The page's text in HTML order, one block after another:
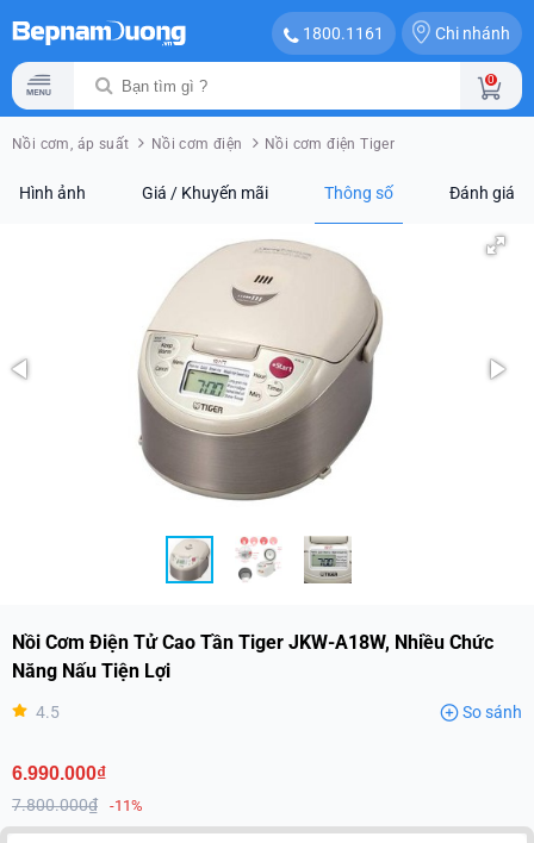
1800.1161 Chi nhánh
0
Nồi cơm, áp suất Nồi cơm điện Nồi cơm điện Tiger
Hình ảnh Giá / Khuyến mãi Thông số Đánh giá
Nồi Cơm Điện Tử Cao Tần Tiger JKW-A18W, Nhiều Chức
Năng Nấu Tiện Lợi
4.5 So sánh
6.990.000₫
7.800.000₫ -11%